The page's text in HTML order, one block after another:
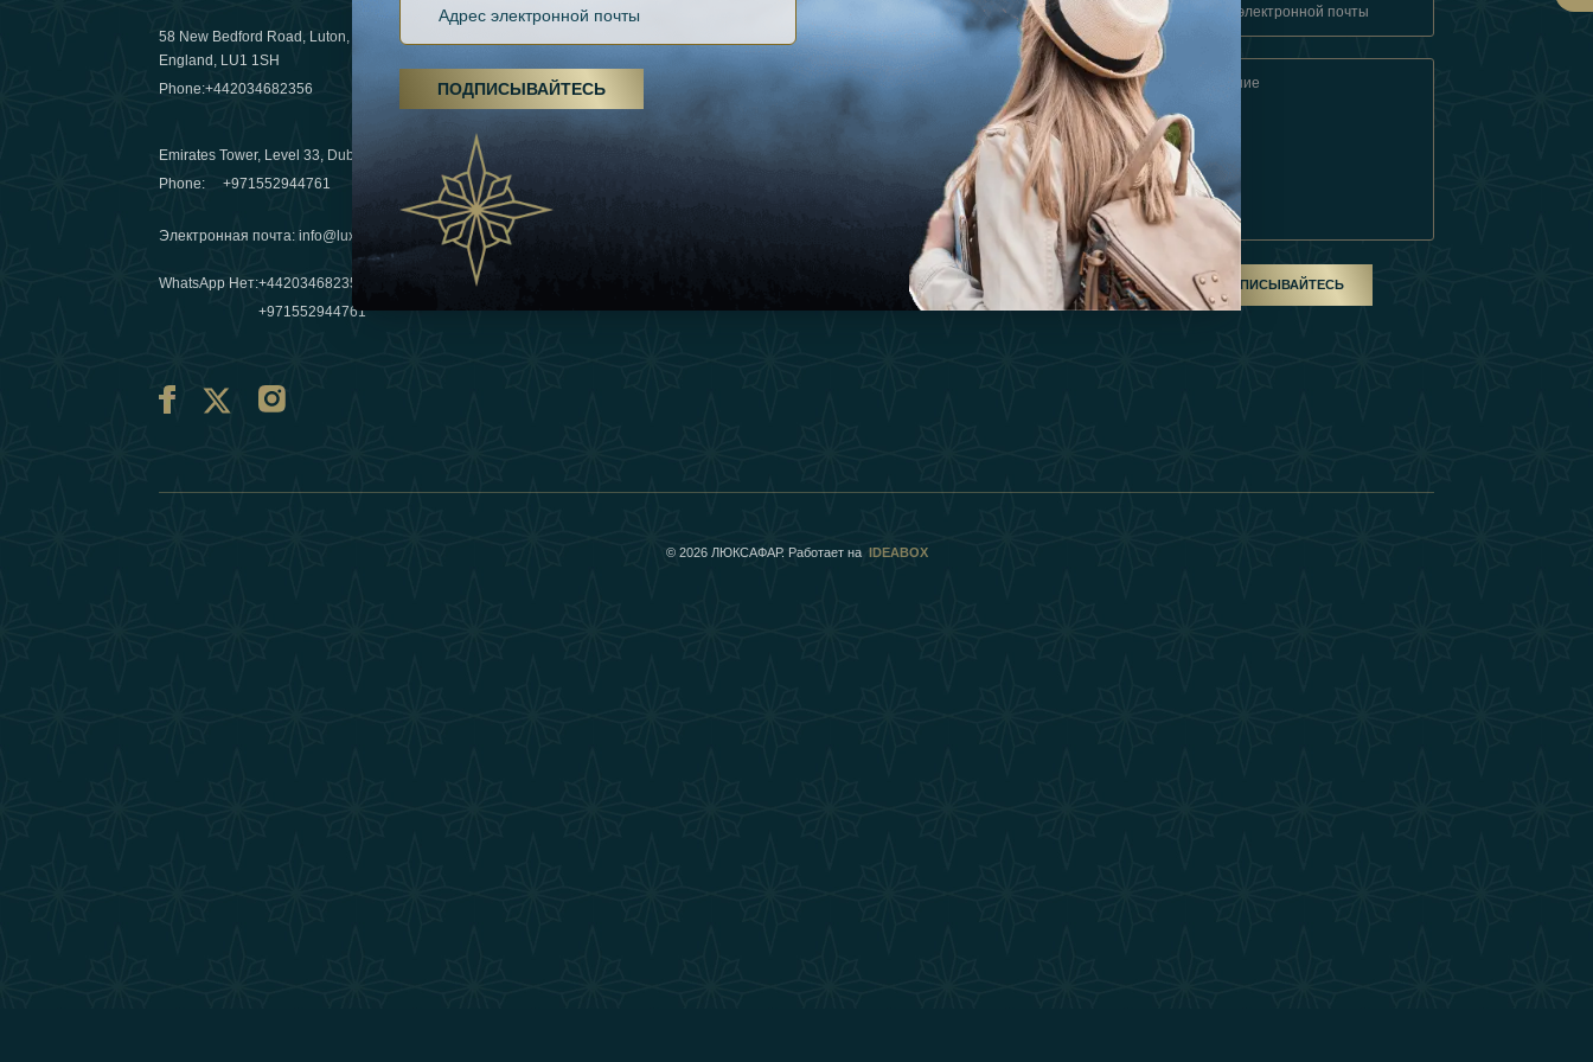
58 New Bedford Road, Luton,
England, LU1 1SH
Phone:+442034682356
Emirates Tower, Level 33, Dubai, UAE
Phone:+971552944761
Электронная почта:info@luxafar.com
WhatsApp Нет:+442034682356
+971552944761
Пешие походы, спа-процедуры и йога: ОАЭ
становятся велнес-центром
03 April 2025
Зимние путешествия для
путешественников из Эмиратов:
переопределение роскошного путешествия
10 March 2025
Вдохновения
Опыт
Файлов Cookie
Положения И Условия
Станьте Партнером
Our Team
ПОДПИСЫВАЙТЕСЬ
© 2026 ЛЮКСАФАР. Работает на IDEABOX
ПОДПИСЫВАЙТЕСЬ